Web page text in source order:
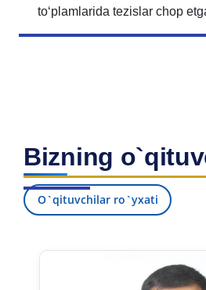
to‘plamlarida tezislar chop
Bizning
O`qituvchilar ro`yxati